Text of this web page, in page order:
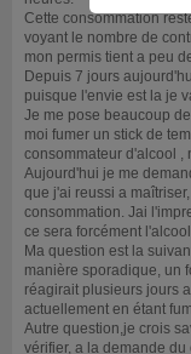
Cette consommation
voyant le nombre de
mon permis tient a peu
Depuis 7 jours
puisque l'envie est la je
Je me pose beaucoup
moi fumer un stick de
consommateur d'alcool ,
Aujourd'hui je me
que j'ai reussi a
consommation. Jai
ce sera forcément
Ma question est la
manière sporadique, un
réagirait plusieurs jours
actuellement en étant
Autre question,je crois
vérifier, a la demande